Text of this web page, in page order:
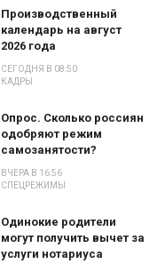
Производственный
календарь на август
2026 года
СЕГОДНЯ В 08:50
КАДРЫ
Опрос. Сколько россиян
одобряют режим
самозанятости?
ВЧЕРА В 16:56
СПЕЦРЕЖИМЫ
Одинокие родители
могут получить вычет за
услуги нотариуса